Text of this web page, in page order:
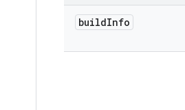
buildInfo